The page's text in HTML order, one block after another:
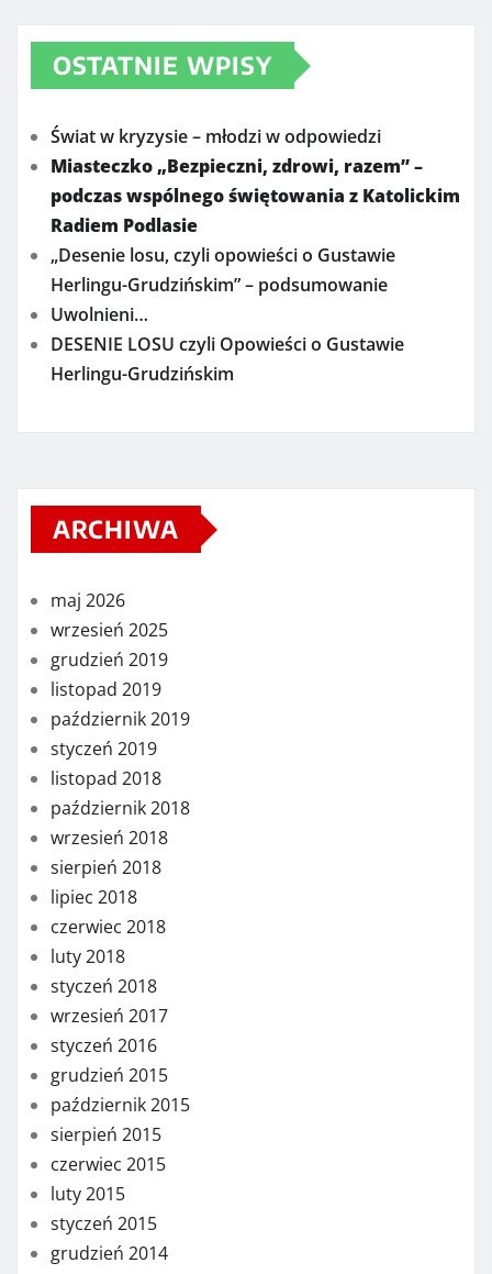
OSTATNIE WPISY
Świat w kryzysie – młodzi w odpowiedzi
Miasteczko „Bezpieczni, zdrowi, razem” –
podczas wspólnego świętowania z Katolickim
Radiem Podlasie
„Desenie losu, czyli opowieści o Gustawie
Herlingu-Grudzińskim” – podsumowanie
Uwolnieni…
DESENIE LOSU czyli Opowieści o Gustawie
Herlingu-Grudzińskim
ARCHIWA
maj 2026
wrzesień 2025
grudzień 2019
listopad 2019
październik 2019
styczeń 2019
listopad 2018
październik 2018
wrzesień 2018
sierpień 2018
lipiec 2018
czerwiec 2018
luty 2018
styczeń 2018
wrzesień 2017
styczeń 2016
grudzień 2015
październik 2015
sierpień 2015
czerwiec 2015
luty 2015
styczeń 2015
grudzień 2014